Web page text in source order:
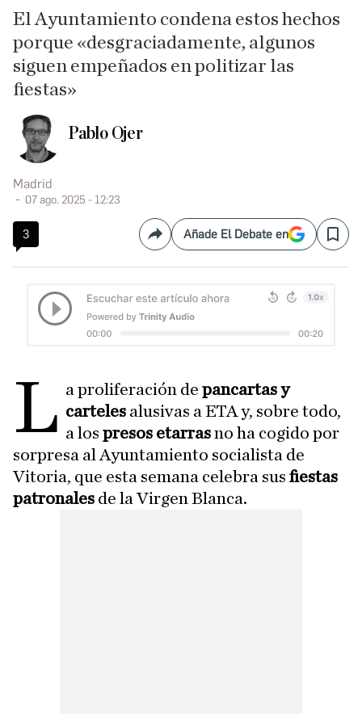
El Ayuntamiento condena estos hechos
porque «desgraciadamente, algunos
siguen empeñados en politizar las
fiestas»
Pablo Ojer
Madrid
07 ago. 2025 - 12:23
3 CompartirAñade El Debate en Save
L a proliferación depancartas y
carteles alusivas a ETA y, sobre todo,
a lospresos etarrasno ha cogido por
sorpresa al Ayuntamiento socialista de
Vitoria, que esta semana celebra sus fiestas
patronales de la Virgen Blanca.